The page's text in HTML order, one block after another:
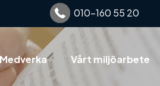
010-160 55 20
Medverka Vårt miljöarbete